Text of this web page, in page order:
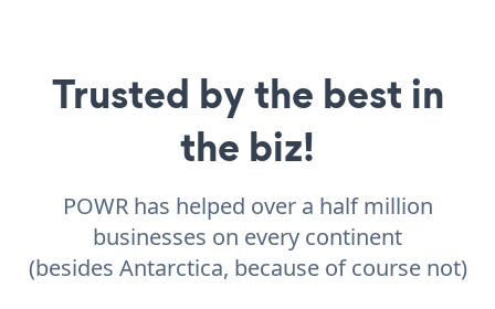
Trusted by the best in
the biz!
POWR has helped over a half million
businesses on every continent
(besides Antarctica, because of course not)